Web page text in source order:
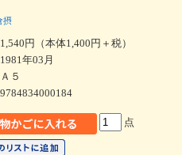
摂
1,540円（本体1,400円＋税）
1981年03月
Ａ５
9784834000184
点